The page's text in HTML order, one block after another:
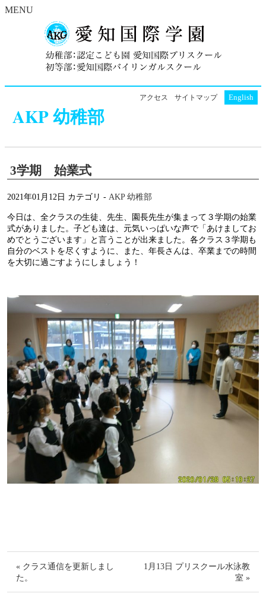
MENU
アクセス サイトマップ English
AKP 幼稚部
3学期 始業式
2021年01月12日 カテゴリ -AKP 幼稚部
今日は、全クラスの生徒、先生、園長先生が集まって３学期の始業
式がありました。子ども達は、元気いっぱいな声で「あけましてお
めでとうございます」と言うことが出来ました。各クラス３学期も
自分のベストを尽くすように、また、年長さんは、卒業までの時間
を大切に過ごすようにしましょう！
« クラス通信を更新しまし
た。
1月13日 プリスクール水泳教
室 »